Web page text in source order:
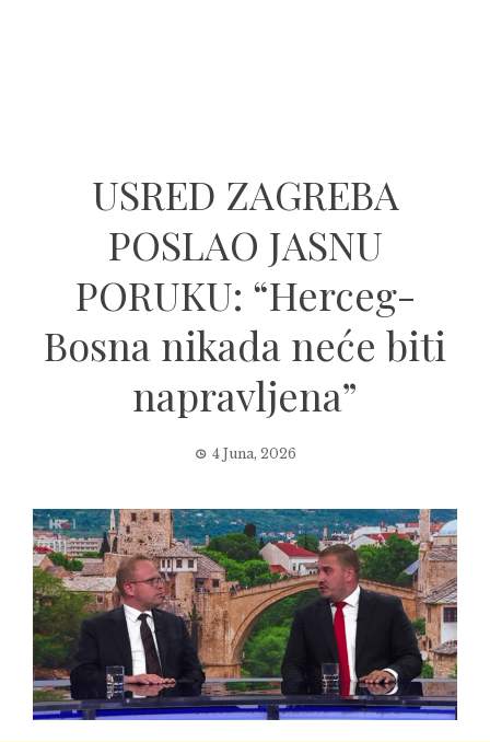
USRED ZAGREBA
POSLAO JASNU
PORUKU: “Herceg-
Bosna nikada neće biti
napravljena”
4 Juna, 2026